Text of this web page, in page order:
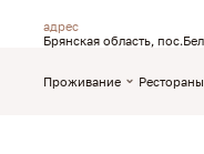
адрес
Брянская область,
Проживание Рестораны